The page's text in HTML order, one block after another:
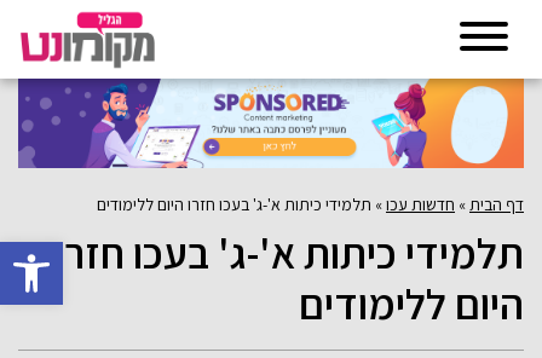
פתח
דף הבית » חדשות עכו» תלמידי כיתות א'-ג' בעכו חזרו היום ללימודים
תלמידי כיתות א'-ג' בעכו חזרו
היום ללימודים